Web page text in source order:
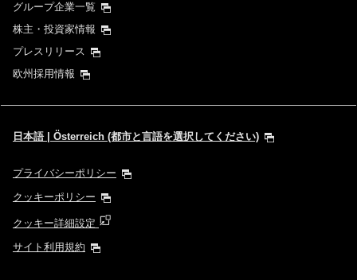
グループ企業一覧
株主・投資家情報
プレスリリース
欧州採用情報
日本語 | Österreich (都市と言語を選択してください)
プライバシーポリシー
クッキーポリシー
クッキー詳細設定
サイト利用規約